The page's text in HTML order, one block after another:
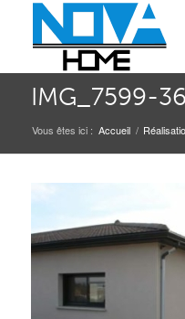
IMG_7599-
Vous êtes ici : Accueil /